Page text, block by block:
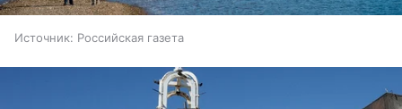
Источник: Российская газета